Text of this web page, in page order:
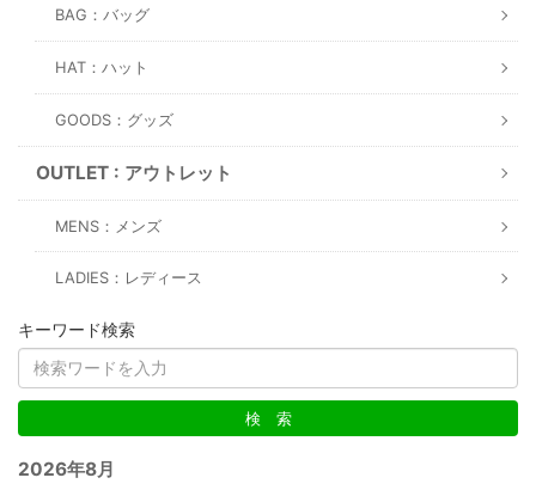
BAG：バッグ
HAT：ハット
GOODS：グッズ
OUTLET : アウトレット
MENS：メンズ
LADIES：レディース
キーワード検索
2026年8月